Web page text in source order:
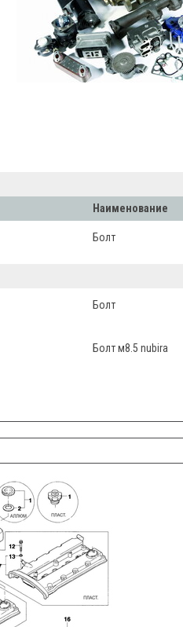
Наименование
Болт
Болт
Болт м8.5 nubira